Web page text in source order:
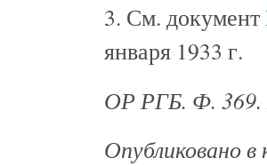
3. См. документ
января 1933 г.
ОР РГБ. Ф. 369.
Опубликовано